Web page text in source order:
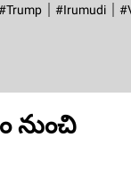
#irumudi
నుంచి